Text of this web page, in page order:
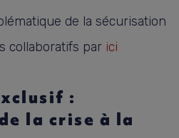
de la sécurisation
collaboratifs par ici
:
la crise à la